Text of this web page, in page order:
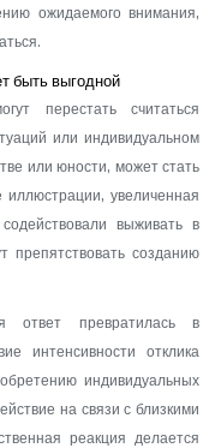
ожидаемого внимания,
быть выгодной
перестать считаться
или индивидуальном
или юности, может стать
увеличенная
выживать в
препятствовать созданию
ответ превратилась в
интенсивности отклика
индивидуальных
на связи с близкими
реакция делается